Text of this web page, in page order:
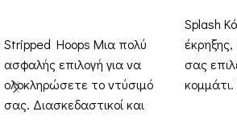
Stripped Hoops Μια πολύ
ασφαλής επιλογή για να
ολοκληρώσετε το ντύσιμό
σας. Διασκεδαστικοί και
Splash
σας